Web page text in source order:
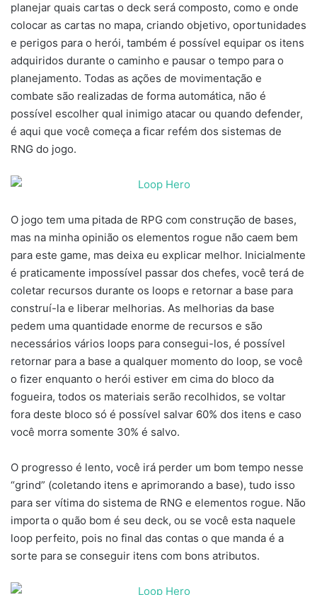
planejar quais cartas o deck será composto, como e onde
colocar as cartas no mapa, criando objetivo, oportunidades
e perigos para o herói, também é possível equipar os itens
adquiridos durante o caminho e pausar o tempo para o
planejamento. Todas as ações de movimentação e
combate são realizadas de forma automática, não é
possível escolher qual inimigo atacar ou quando defender,
é aqui que você começa a ficar refém dos sistemas de
RNG do jogo.
O jogo tem uma pitada de RPG com construção de bases,
mas na minha opinião os elementos rogue não caem bem
para este game, mas deixa eu explicar melhor. Inicialmente
é praticamente impossível passar dos chefes, você terá de
coletar recursos durante os loops e retornar a base para
construí-la e liberar melhorias. As melhorias da base
pedem uma quantidade enorme de recursos e são
necessários vários loops para consegui-los, é possível
retornar para a base a qualquer momento do loop, se você
o fizer enquanto o herói estiver em cima do bloco da
fogueira, todos os materiais serão recolhidos, se voltar
fora deste bloco só é possível salvar 60% dos itens e caso
você morra somente 30% é salvo.
O progresso é lento, você irá perder um bom tempo nesse
“grind” (coletando itens e aprimorando a base), tudo isso
para ser vítima do sistema de RNG e elementos rogue. Não
importa o quão bom é seu deck, ou se você esta naquele
loop perfeito, pois no final das contas o que manda é a
sorte para se conseguir itens com bons atributos.